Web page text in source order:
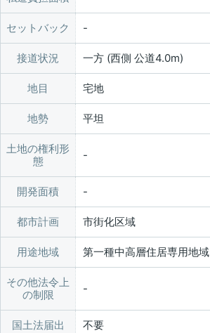
セットバック
接道状況 一方 (西側 公道4.0m)
地目 宅地
地勢 平坦
土地の権利形
態
開発面積
都市計画 市街化区域
用途地域 第一種中高層住居専用地域
その他法令上
の制限
国土法届出 不要